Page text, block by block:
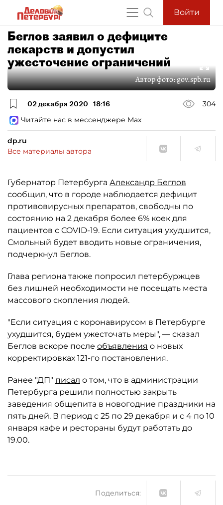
Войти
Беглов заявил о дефиците
лекарств и допустил
ужесточение ограничений
Автор фото:gov.spb.ru
02 декабря 2020 18:16
304
Читайте нас в мессенджере Max
dp.ru
Все материалы автора
Губернатор Петербурга Александр Беглов
сообщил, что в городе наблюдается дефицит
противовирусных препаратов, свободны по
состоянию на 2 декабря более 6% коек для
пациентов с COVID-19. Если ситуация ухудшится,
Смольный будет вводить новые ограничения,
подчеркнул Беглов.
Глава региона также попросил петербуржцев
без лишней необходимости не посещать места
массового скопления людей.
"Если ситуация с коронавирусом в Петербурге
ухудшится, будем ужесточать меры", — сказал
Беглов вскоре после объявления о новых
корректировках 121-го постановления.
Ранее "ДП" писал о том, что в администрации
Петербурга решили полностью закрыть
заведения общепита в новогодние праздники на
пять дней. В период с 25 по 29 декабря и с 4 по 10
января кафе и рестораны будут работать до
19.00.
Поделиться: